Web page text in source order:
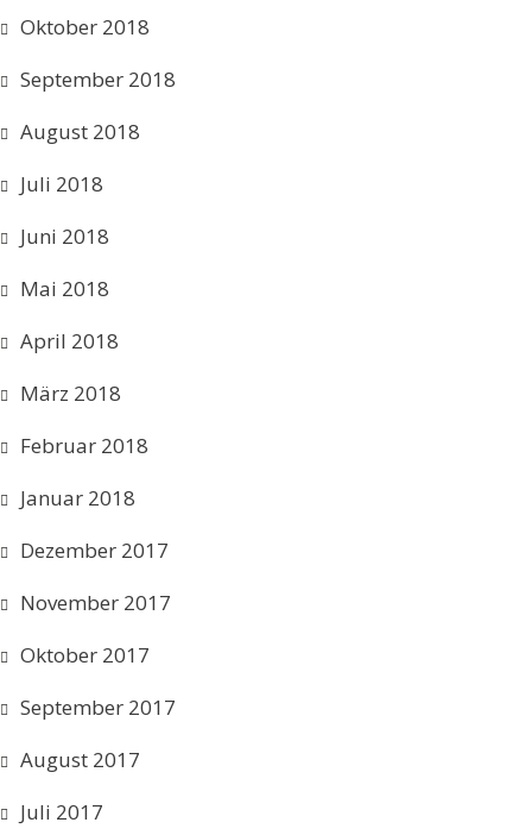
Oktober 2018
September 2018
August 2018
Juli 2018
Juni 2018
Mai 2018
April 2018
März 2018
Februar 2018
Januar 2018
Dezember 2017
November 2017
Oktober 2017
September 2017
August 2017
Juli 2017